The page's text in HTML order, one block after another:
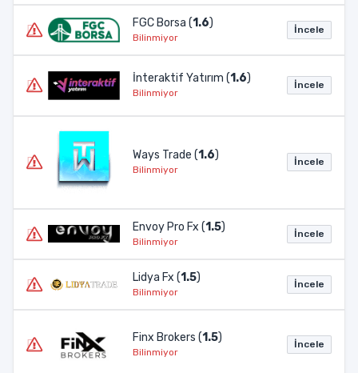
FGC Borsa (1.6)
Bilinmiyor
İncele
İnteraktif Yatırım (1.6)
Bilinmiyor
İncele
Ways Trade (1.6)
Bilinmiyor
İncele
Envoy Pro Fx (1.5)
Bilinmiyor
İncele
Lidya Fx (1.5)
Bilinmiyor
İncele
Finx Brokers (1.5)
Bilinmiyor
İncele